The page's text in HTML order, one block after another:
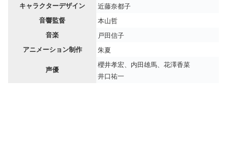
キャラクターデザイン 近藤奈都子
音響監督 本山哲
音楽 戸田信子
アニメーション制作 朱夏
声優
櫻井孝宏、内田雄馬、花澤香菜
井口祐一